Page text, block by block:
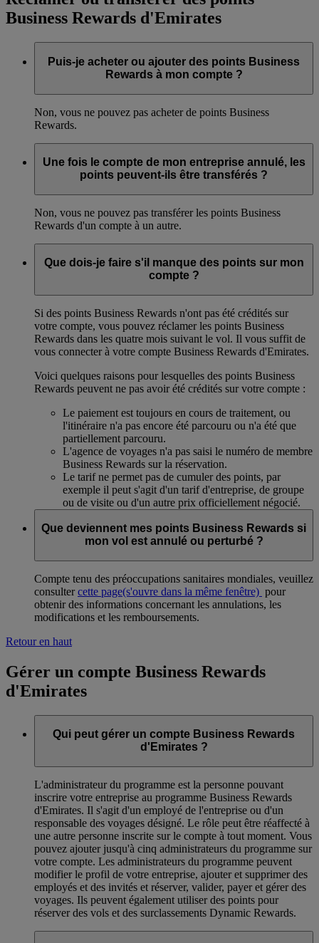
Business Rewards d'Emirates
Puis-je acheter ou ajouter des points Business
Rewards à mon compte ?
Non, vous ne pouvez pas acheter de points Business
Rewards.
Une fois le compte de mon entreprise annulé, les
points peuvent-ils être transférés ?
Non, vous ne pouvez pas transférer les points Business
Rewards d'un compte à un autre.
Que dois-je faire s'il manque des points sur mon
compte ?
Si des points Business Rewards n'ont pas été crédités sur
votre compte, vous pouvez réclamer les points Business
Rewards dans les quatre mois suivant le vol. Il vous suffit de
vous connecter à votre compte Business Rewards d'Emirates.
Voici quelques raisons pour lesquelles des points Business
Rewards peuvent ne pas avoir été crédités sur votre compte :
Le paiement est toujours en cours de traitement, ou
l'itinéraire n'a pas encore été parcouru ou n'a été que
partiellement parcouru.
L'agence de voyages n'a pas saisi le numéro de membre
Business Rewards sur la réservation.
Le tarif ne permet pas de cumuler des points, par
exemple il peut s'agit d'un tarif d'entreprise, de groupe
ou de visite ou d'un autre prix officiellement négocié.
Que deviennent mes points Business Rewards si
mon vol est annulé ou perturbé ?
Compte tenu des préoccupations sanitaires mondiales, veuillez
consultercette page(s'ouvre dans la même fenêtre) pour
obtenir des informations concernant les annulations, les
modifications et les remboursements.
Retour en haut
Gérer un compte Business Rewards
d'Emirates
Qui peut gérer un compte Business Rewards
d'Emirates ?
L'administrateur du programme est la personne pouvant
inscrire votre entreprise au programme Business Rewards
d'Emirates. Il s'agit d'un employé de l'entreprise ou d'un
responsable des voyages désigné. Le rôle peut être réaffecté à
une autre personne inscrite sur le compte à tout moment. Vous
pouvez ajouter jusqu'à cinq administrateurs du programme sur
votre compte. Les administrateurs du programme peuvent
modifier le profil de votre entreprise, ajouter et supprimer des
employés et des invités et réserver, valider, payer et gérer des
voyages. Ils peuvent également utiliser des points pour
réserver des vols et des surclassements Dynamic Rewards.